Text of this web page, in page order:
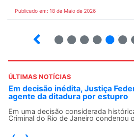
Publicado em: 18 de Maio de 2026
ÚLTIMAS NOTÍCIAS
Em decisão inédita, Justiça
agente da ditadura por estupro
Em uma decisão considerada
Criminal do Rio de Janeiro condenou